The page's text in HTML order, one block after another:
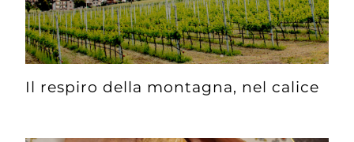
Il respiro della montagna, nel calice